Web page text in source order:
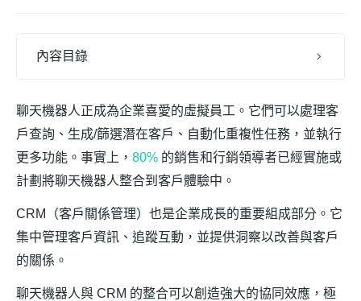
內容目錄
聊天機器人正成為企業喜愛的虛擬員工。它們可以處理客
戶查詢、生成/篩選潛在客戶、自動化重複性任務，並執行
更多功能。事實上， 80% 的銷售和行銷領導者已經實施或
計劃將聊天機器人整合到客戶體驗中。
CRM（客戶關係管理）也是企業成長的重要組成部分。它
集中管理客戶資訊、追蹤互動，並提供洞察以改善與客戶
的關係。
聊天機器人與 CRM 的整合可以創造強大的協同效應，極